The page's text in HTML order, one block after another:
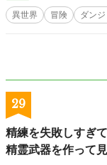
異世界 冒険 ダン
29
精練を失敗しすぎ
精霊武器を作って